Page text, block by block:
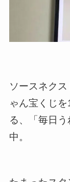
ソースネク
ゃん宝くじ
る、「毎日
中。